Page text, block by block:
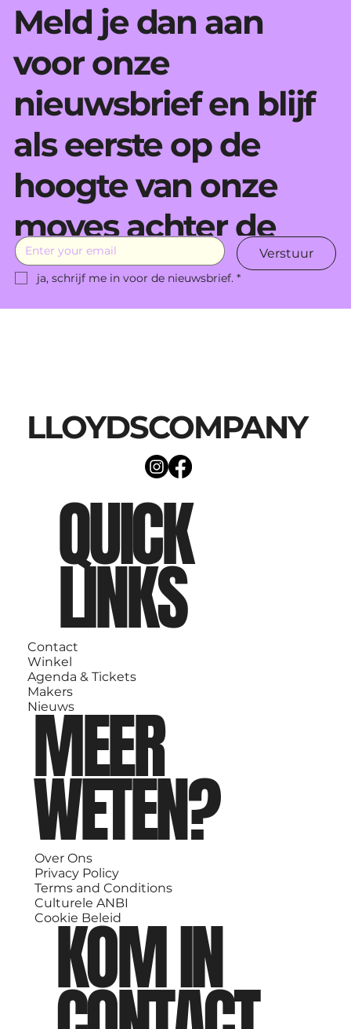
Meld je dan aan
voor onze
nieuwsbrief en blijf
als eerste op de
hoogte van onze
moves achter de
schermen.
Verstuur
ja, schrijf me in voor de nieuwsbrief. *
LLOYDSCOMPANY
QUICK
LINKS
Contact
Winkel
Agenda & Tickets
Makers
Nieuws
MEER
WETEN?
Over Ons
Privacy Policy
Terms and Conditions
Culturele ANBI
Cookie Beleid
KOM IN